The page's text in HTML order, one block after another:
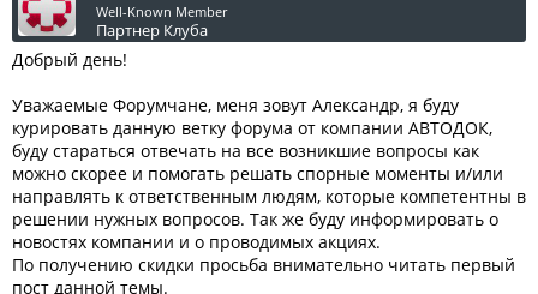
Well-Known Member
Партнер Клуба
Добрый день!
Уважаемые Форумчане, меня зовут Александр, я буду
курировать данную ветку форума от компании АВТОДОК,
буду стараться отвечать на все возникшие вопросы как
можно скорее и помогать решать спорные моменты и/или
направлять к ответственным людям, которые компетентны в
решении нужных вопросов. Так же буду информировать о
новостях компании и о проводимых акциях.
По получению скидки просьба внимательно читать первый
пост данной темы.